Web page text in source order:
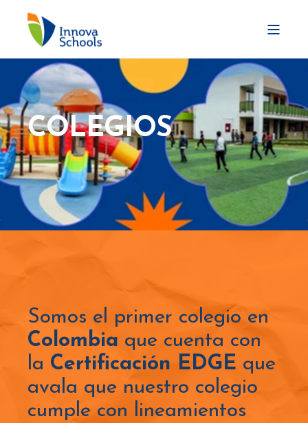
COLEGIOS
Somos el primer colegio en
Colombia que cuenta con
la Certificación EDGE que
avala que nuestro colegio
cumple con lineamientos